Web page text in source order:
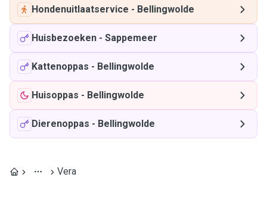
Hondenuitlaatservice - Bellingwolde
Huisbezoeken - Sappemeer
Kattenoppas - Bellingwolde
Huisoppas - Bellingwolde
Dierenoppas - Bellingwolde
Vera